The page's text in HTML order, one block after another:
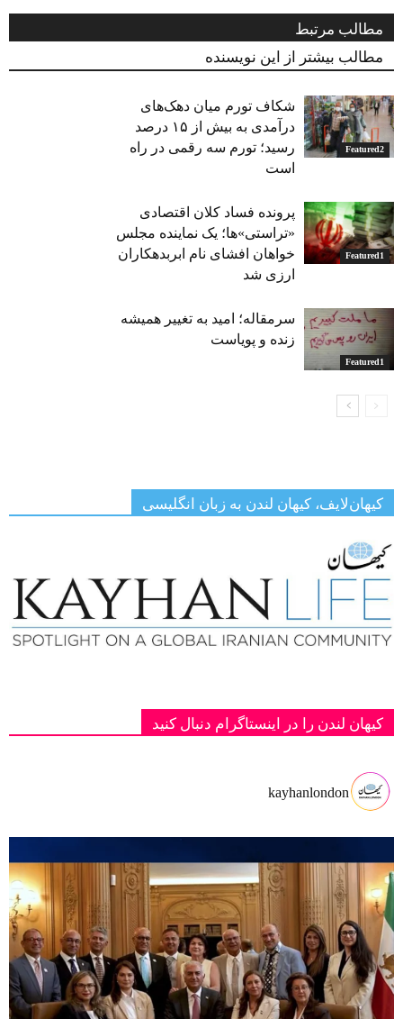
مطالب مرتبط
مطالب بیشتر از این نویسنده
Featured2
شکاف تورم میان دهک‌های
درآمدی به بیش از ۱۵ درصد
رسید؛ تورم سه رقمی در راه
است
Featured1
پرونده فساد کلان اقتصادی
«تراستی»ها؛ یک نماینده مجلس
خواهان افشای نام ابربدهکاران
ارزی شد
Featured1
سرمقاله؛ امید به تغییر همیشه
زنده و پویاست
کیهان‌لایف، کیهان لندن به زبان انگلیسی
کیهان لندن را در اینستاگرام دنبال کنید
kayhanlondon